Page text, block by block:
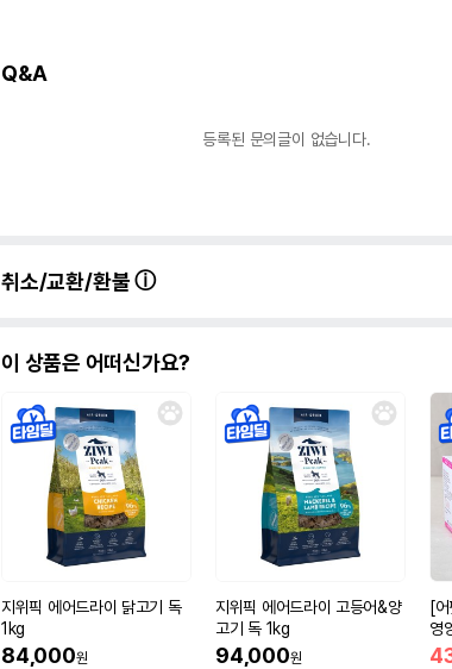
Q&A
등록된 문의글이 없습니다.
취소/교환/환불
이 상품은 어떠신가요?
지위픽 에어드라이 닭고기 독
1kg
84,000원
지위픽 에어드라이 고등어&양
고기 독 1kg
94,000원
[
영